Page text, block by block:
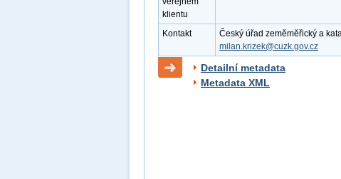
klientu
Kontakt
Český úřad zeměměřický a
milan.krizek@cuzk.gov.cz
Detailní metadata
Metadata XML